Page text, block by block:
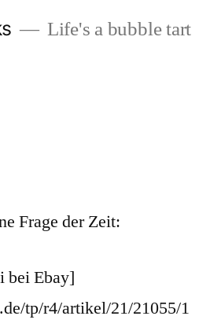
Life's a bubble tart
Frage der Zeit:
bei Ebay]
tp/r4/artikel/21/21055/1